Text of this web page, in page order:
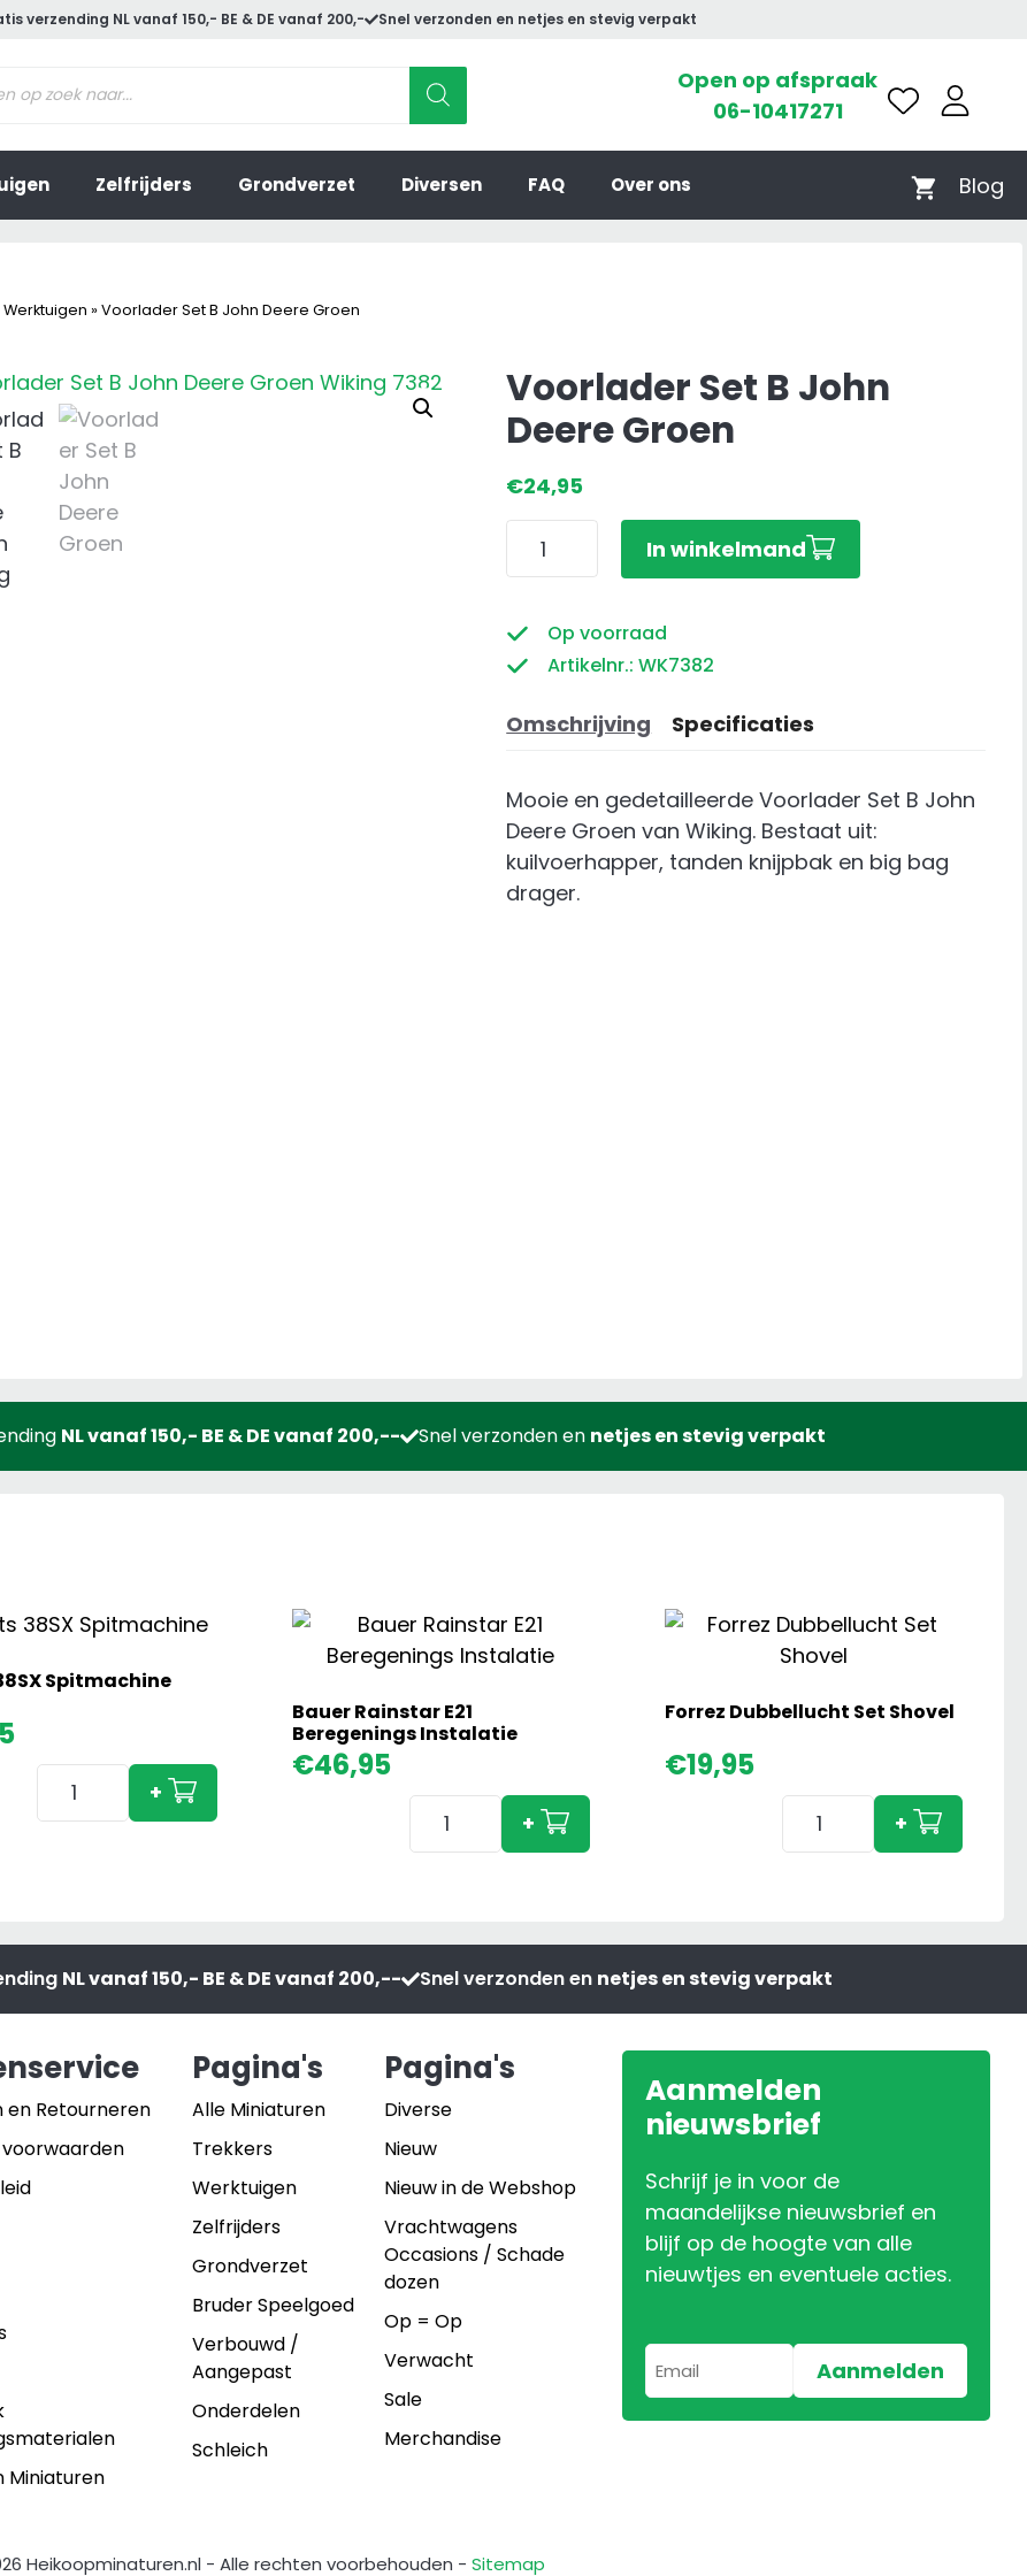
verzending NL vanaf 150,- BE & DE vanaf 200,- Snel verzonden en netjes en stevig verpakt
Open op afspraak
06-10417271
Zelfrijders Grondverzet Diversen FAQ Over ons Blog
Werktuigen » Voorlader Set B John Deere Groen
Voorlader Set B John
Deere Groen
€24,95
Voorlader
John
Deere
aantal
In winkelmand
Op voorraad
Artikelnr.: WK7382
Omschrijving Specificaties
Mooie en gedetailleerde Voorlader Set B John
Deere Groen van Wiking. Bestaat uit:
kuilvoerhapper, tanden knijpbak en big bag
drager.
NL vanaf 150,- BE & DE vanaf 200,-- Snel verzonden en netjes en stevig verpakt
Spitmachine
Imants
38SX
+
Bauer Rainstar E21
Beregenings Instalatie
€46,95
Bauer
Rainstar
aantal
+
Forrez Dubbellucht Set Shovel
€19,95
Forrez
Dubbellucht
+
NL vanaf 150,- BE & DE vanaf 200,-- Snel verzonden en netjes en stevig verpakt
en Retourneren
Miniaturen
Pagina's
Alle Miniaturen
Trekkers
Werktuigen
Zelfrijders
Grondverzet
Bruder Speelgoed
Verbouwd /
Aangepast
Onderdelen
Schleich
Pagina's
Diverse
Nieuw
Nieuw in de Webshop
Vrachtwagens
Occasions / Schade
dozen
Op = Op
Verwacht
Sale
Merchandise
Aanmelden
nieuwsbrief
Schrijf je in voor de
maandelijkse nieuwsbrief en
blijf op de hoogte van alle
nieuwtjes en eventuele acties.
Heikoopminaturen.nl - Alle rechten voorbehouden - Sitemap